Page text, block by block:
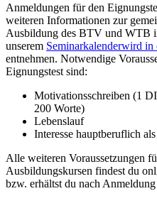
Anmeldungen für den
weiteren Informationen zur
Ausbildung des BTV und WTB
unserem Seminarkalenderwird in
entnehmen. Notwendige
Eignungstest sind:
Motivationsschreiben (1
200 Worte)
Lebenslauf
Interesse hauptberuflich
Alle weiteren Voraussetzungen
Ausbildungskursen findest du
bzw. erhältst du nach